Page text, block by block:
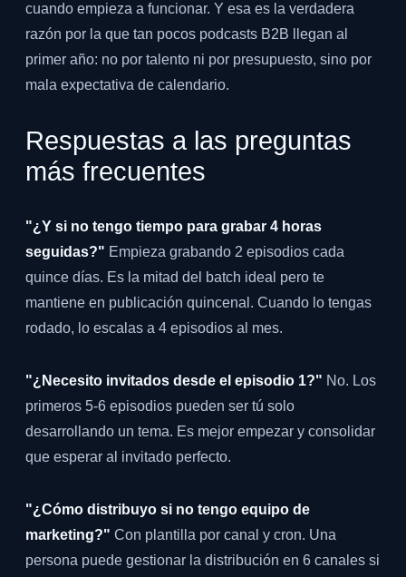
cuando empieza a funcionar. Y esa es la verdadera
razón por la que tan pocos podcasts B2B llegan al
primer año: no por talento ni por presupuesto, sino por
mala expectativa de calendario.
Respuestas a las preguntas
más frecuentes
"¿Y si no tengo tiempo para grabar 4 horas
seguidas?" Empieza grabando 2 episodios cada
quince días. Es la mitad del batch ideal pero te
mantiene en publicación quincenal. Cuando lo tengas
rodado, lo escalas a 4 episodios al mes.
"¿Necesito invitados desde el episodio 1?" No. Los
primeros 5-6 episodios pueden ser tú solo
desarrollando un tema. Es mejor empezar y consolidar
que esperar al invitado perfecto.
"¿Cómo distribuyo si no tengo equipo de
marketing?" Con plantilla por canal y cron. Una
persona puede gestionar la distribución en 6 canales si